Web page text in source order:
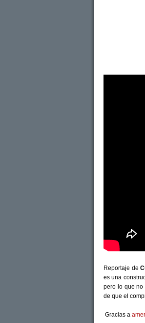
Reportaje de
es una
pero lo que no
de que el
Gracias a